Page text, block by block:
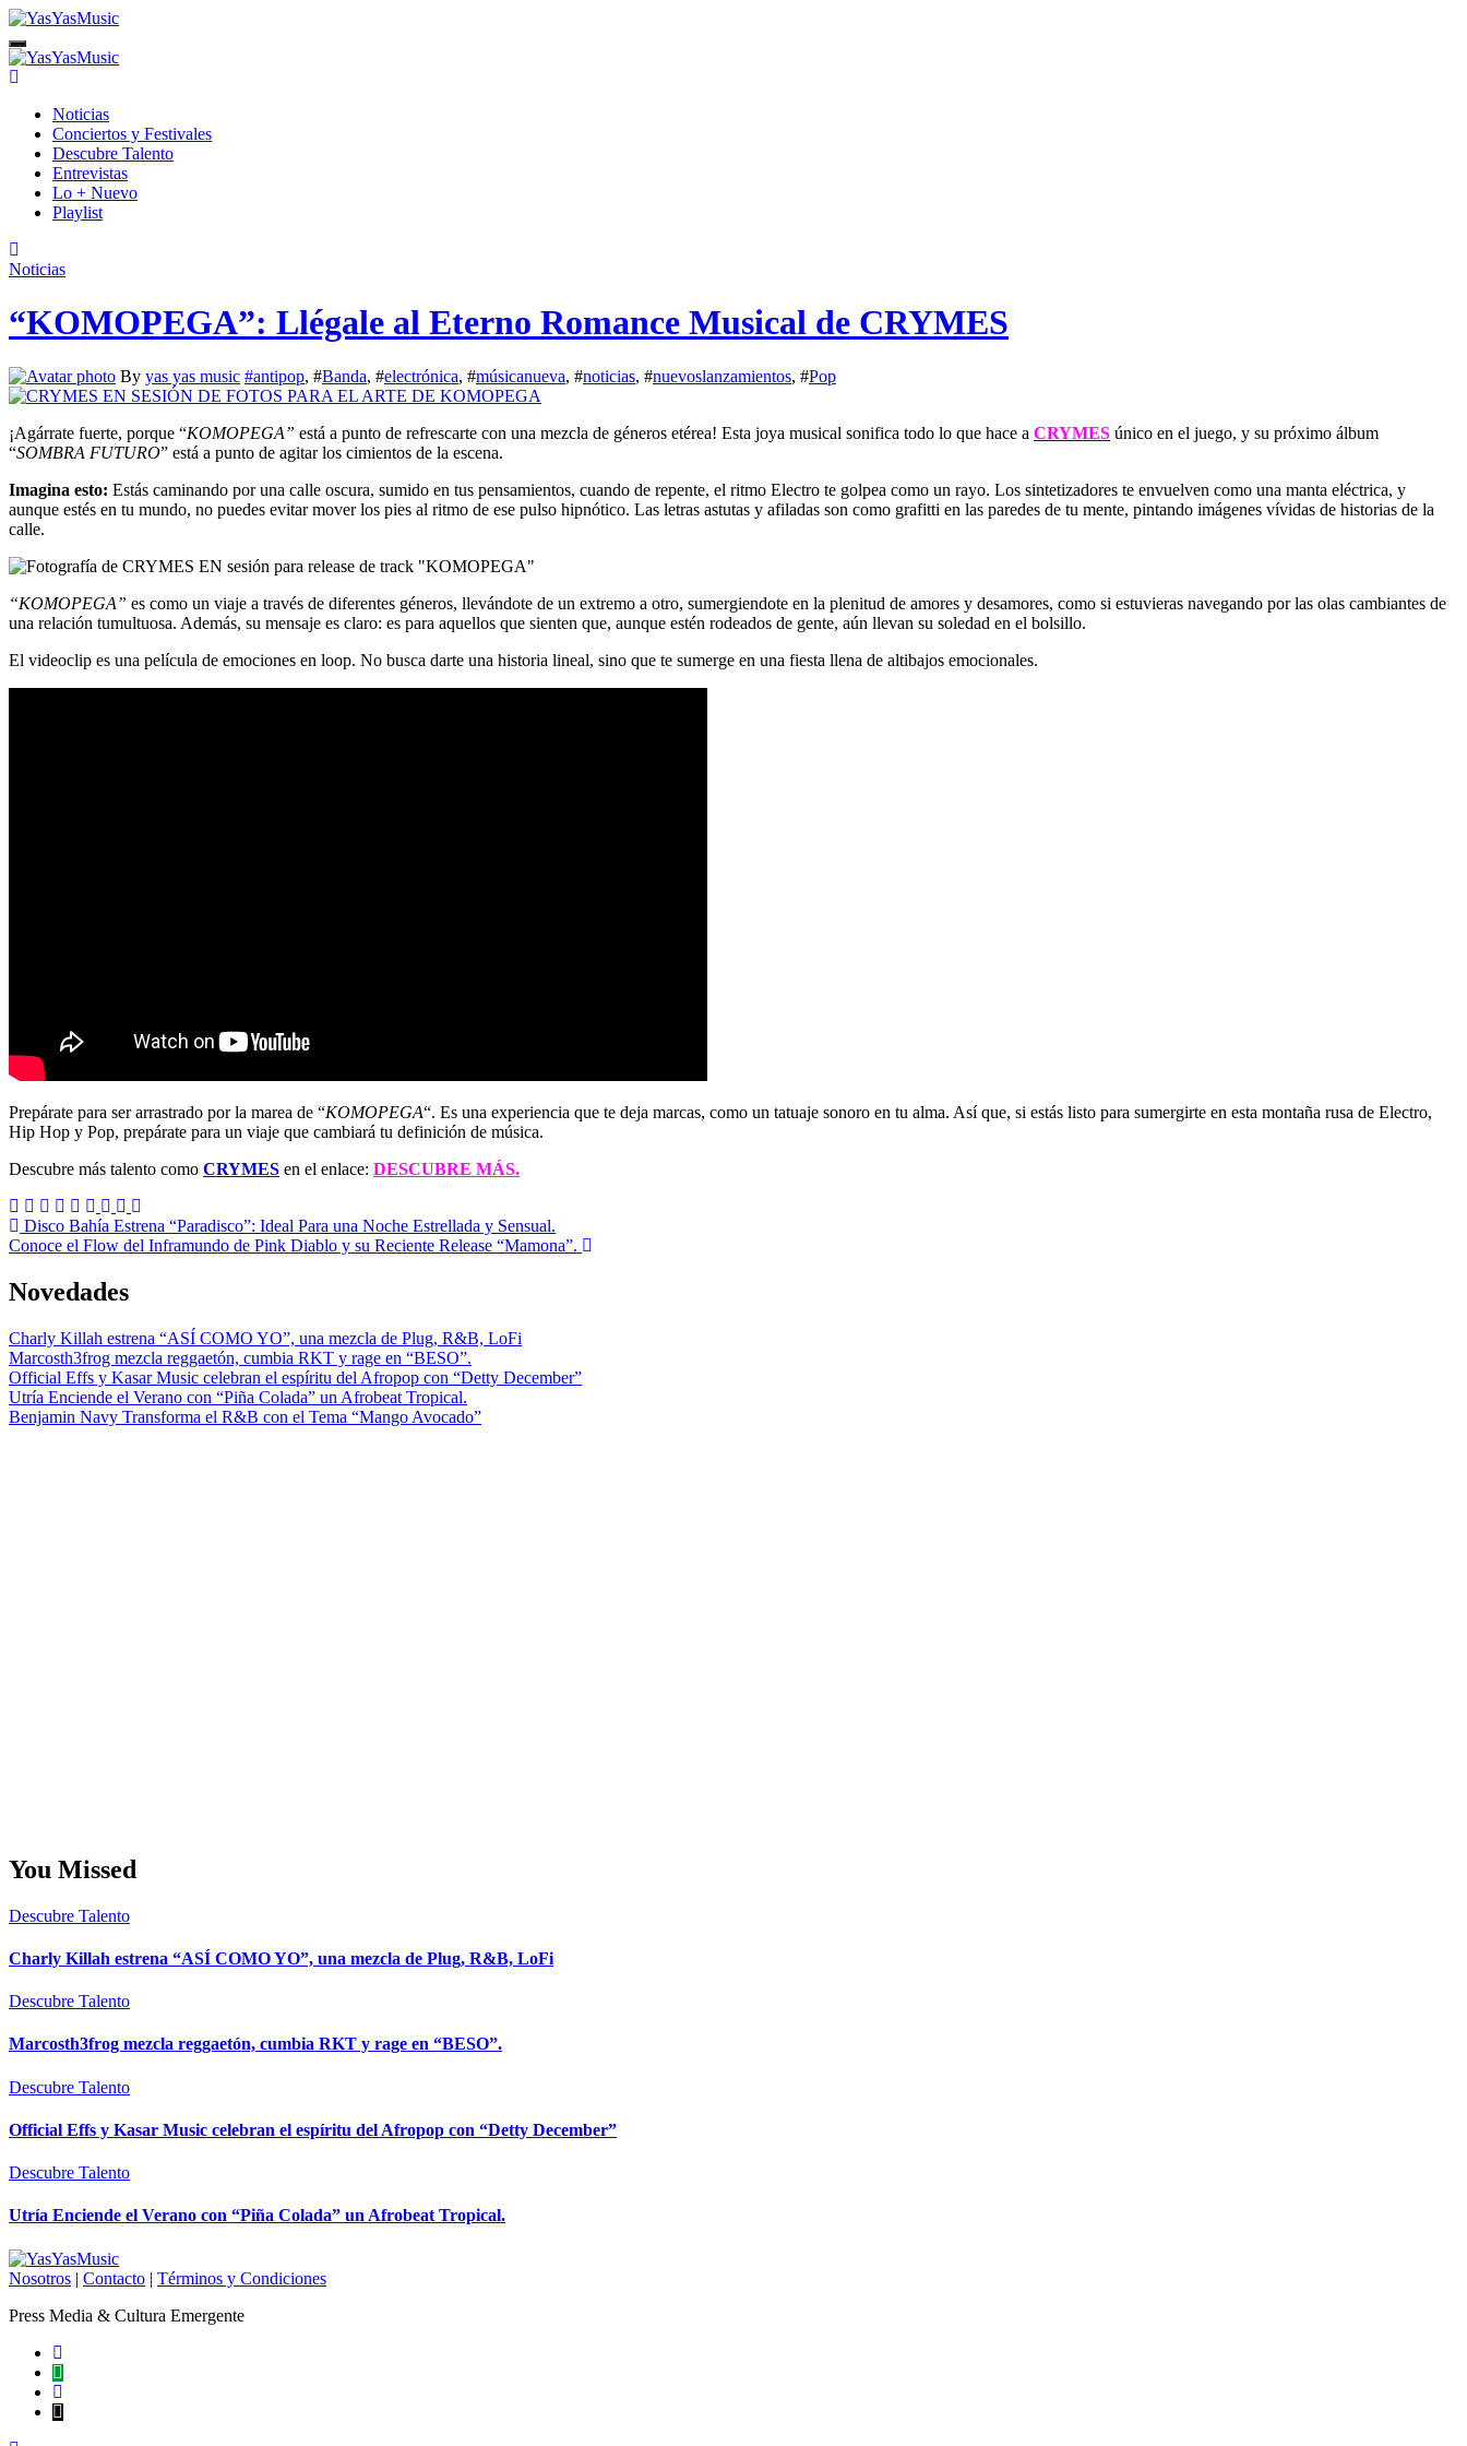
Skip
to
content
Noticias
Conciertos y Festivales
Descubre Talento
Entrevistas
Lo + Nuevo
Playlist
Noticias
“KOMOPEGA”: Llégale al Eterno Romance Musical de CRYMES
By yas yas music #antipop, #Banda, #electrónica, #músicanueva, #noticias, #nuevoslanzamientos, #Pop
¡Agárrate fuerte, porque “KOMOPEGA” está a punto de refrescarte con una mezcla de géneros etérea! Esta joya musical sonifica todo lo que hace a CRYMES único en el juego, y su próximo álbum
“SOMBRA FUTURO” está a punto de agitar los cimientos de la escena.
Imagina esto: Estás caminando por una calle oscura, sumido en tus pensamientos, cuando de repente, el ritmo Electro te golpea como un rayo. Los sintetizadores te envuelven como una manta eléctrica, y
aunque estés en tu mundo, no puedes evitar mover los pies al ritmo de ese pulso hipnótico. Las letras astutas y afiladas son como grafitti en las paredes de tu mente, pintando imágenes vívidas de historias de la
calle.
“KOMOPEGA” es como un viaje a través de diferentes géneros, llevándote de un extremo a otro, sumergiendote en la plenitud de amores y desamores, como si estuvieras navegando por las olas cambiantes de
una relación tumultuosa. Además, su mensaje es claro: es para aquellos que sienten que, aunque estén rodeados de gente, aún llevan su soledad en el bolsillo.
El videoclip es una película de emociones en loop. No busca darte una historia lineal, sino que te sumerge en una fiesta llena de altibajos emocionales.
Prepárate para ser arrastrado por la marea de “KOMOPEGA“. Es una experiencia que te deja marcas, como un tatuaje sonoro en tu alma. Así que, si estás listo para sumergirte en esta montaña rusa de Electro,
Hip Hop y Pop, prepárate para un viaje que cambiará tu definición de música.
Descubre más talento como CRYMES en el enlace: DESCUBRE MÁS.
Post
navigation
Disco Bahía Estrena “Paradisco”: Ideal Para una Noche Estrellada y Sensual.
Conoce el Flow del Inframundo de Pink Diablo y su Reciente Release “Mamona”.
Novedades
Charly Killah estrena “ASÍ COMO YO”, una mezcla de Plug, R&B, LoFi
Marcosth3frog mezcla reggaetón, cumbia RKT y rage en “BESO”.
Official Effs y Kasar Music celebran el espíritu del Afropop con “Detty December”
Utría Enciende el Verano con “Piña Colada” un Afrobeat Tropical.
Benjamin Navy Transforma el R&B con el Tema “Mango Avocado”
You Missed
Descubre Talento
Charly Killah estrena “ASÍ COMO YO”, una mezcla de Plug, R&B, LoFi
Descubre Talento
Marcosth3frog mezcla reggaetón, cumbia RKT y rage en “BESO”.
Descubre Talento
Official Effs y Kasar Music celebran el espíritu del Afropop con “Detty December”
Descubre Talento
Utría Enciende el Verano con “Piña Colada” un Afrobeat Tropical.
Nosotros | Contacto | Términos y Condiciones
Press Media & Cultura Emergente